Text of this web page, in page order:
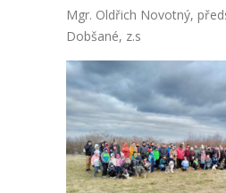
Mgr. Oldřich Novotný,
Dobšané, z.s